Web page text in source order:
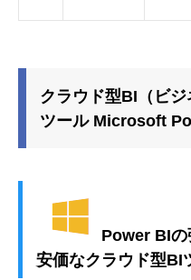
クラウド型BI（ビジ
ツール Microsoft
Power BI
安価なクラウド型BI